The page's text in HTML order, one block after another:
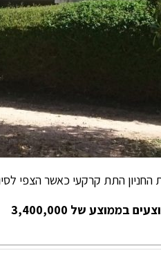
התת קרקעי כאשר הצפי לסיום